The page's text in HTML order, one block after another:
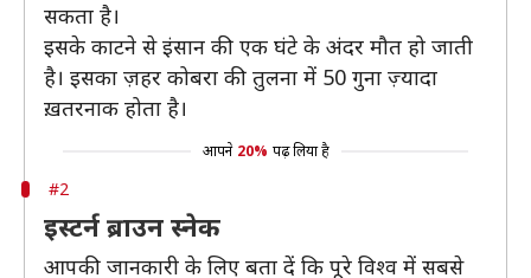
सकता है।
इसके काटने से इंसान की एक घंटे के अंदर मौत हो जाती
है। इसका ज़हर कोबरा की तुलना में 50 गुना ज़्यादा
ख़तरनाक होता है।
आपने 20% पढ़ लिया है
#2
इस्टर्न ब्राउन स्नेक
आपकी जानकारी के लिए बता दें कि पूरे विश्व में सबसे